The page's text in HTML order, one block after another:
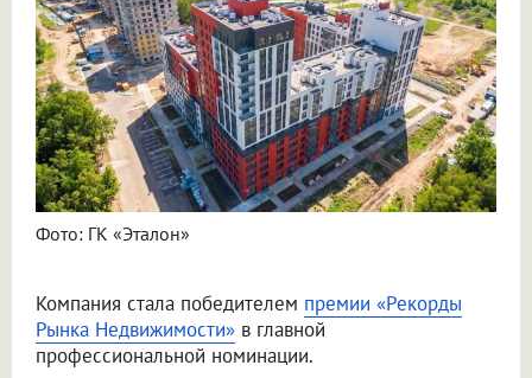
Фото: ГК «Эталон»
Компания стала победителем премии «Рекорды
Рынка Недвижимости» в главной
профессиональной номинации.